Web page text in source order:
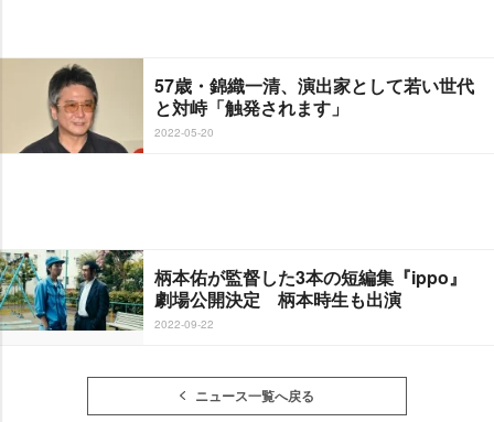
57歳・錦織一清、演出家として若い世代
と対峙「触発されます」
2022-05-20
柄本佑が監督した3本の短編集『ippo』
劇場公開決定 柄本時生も出演
2022-09-22
ニュース一覧へ戻る